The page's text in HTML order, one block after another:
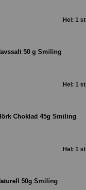
Hel: 1 st
50 g Smiling
Hel: 1 st
Choklad 45g Smiling
Hel: 1 st
50g Smiling